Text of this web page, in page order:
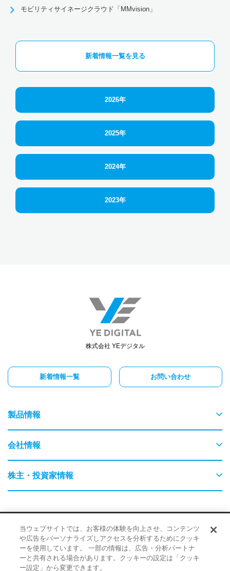
モビリティサイネージクラウド「MMvision」
新着情報一覧を見る
2026年
2025年
2024年
2023年
株式会社 YEデジタル
新着情報一覧 お問い合わせ
製品情報
物流
交通
保守・保全
検査・監視・最適化（AI）
会社情報
ごあいさつ
事業内容
経営理念
株主・投資家情報
企業情報
IR・ニュース
採用情報 サイトポリシー 品質・環境に対する取り組み
情報に対する取り組み
当ウェブサイトでは、お客様の体験を向上させ、コンテンツ
や広告をパーソナライズしアクセスを分析するためにクッキ
ーを使用しています。 一部の情報は、広告・分析パートナ
ーと共有される場合があります。クッキーの設定は「クッキ
ー設定」から変更できます。